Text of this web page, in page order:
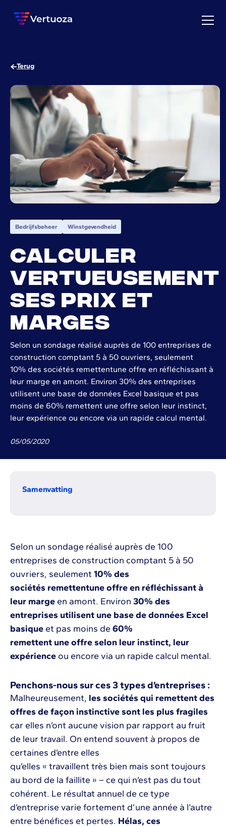
Terug
Bedrijfsbeheer Winstgevendheid
Calculer
vertueusement
ses prix et
marges
Selon un sondage réalisé auprès de 100 entreprises de
construction comptant 5 à 50 ouvriers, seulement
10% des sociétés remettentune offre en réfléchissant à
leur marge en amont. Environ 30% des entreprises
utilisent une base de données Excel basique et pas
moins de 60% remettent une offre selon leur instinct,
leur expérience ou encore via un rapide calcul mental.
05/05/2020
Samenvatting
Selon un sondage réalisé auprès de 100
entreprises de construction comptant 5 à 50
ouvriers, seulement 10% des
sociétés remettentune offre en réfléchissant à
leur marge en amont. Environ 30% des
entreprises utilisent une base de données Excel
basique et pas moins de 60%
remettent une offre selon leur instinct, leur
expérience ou encore via un rapide calcul mental.
Penchons-nous sur ces 3 types d’entreprises :
Malheureusement, les sociétés qui remettent des
offres de façon instinctive sont les plus fragiles
car elles n’ont aucune vision par rapport au fruit
de leur travail. On entend souvent à propos de
certaines d’entre elles
qu’elles « travaillent très bien mais sont toujours
au bord de la faillite » – ce qui n’est pas du tout
cohérent. Le résultat annuel de ce type
d’entreprise varie fortement d’une année à l’autre
entre bénéfices et pertes. Hélas, ces